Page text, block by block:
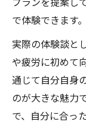
で体験できます。
実際の体験談と
や疲労に初めて
通じて自分自身
のが大きな魅力
で、自分に合っ